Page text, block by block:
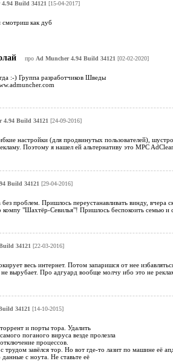
Build 34121 [15-04-2017]
смотриш как дуб
про Ad Muncher 4.94 Build 34121 [02-02-2020]
:-) Группа разработчиков Шведы
4.94 Build 34121 [24-09-2016]
настройки (для продвинутых пользователей),
Поэтому я нашел ей альтернативу это MPC
Build 34121 [29-04-2016]
без проблем. Пришлось переустанавливать винду,
"Шахтёр-Севилья"! Пришлось беспокоить семью и
34121 [22-03-2016]
весь интернет. Потом запаришся от нее
вырубает. Про адгуард вообще молчу ибо это не
34121 [14-10-2015]
и порты тора. Удалить
поганого вируса везде пролезла
процессов.
трудом завёлся тор. Но вот где-то лазит по машине её
данные с ноута. Не ставьте её